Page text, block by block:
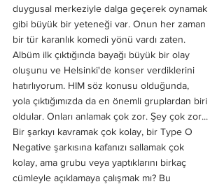
duygusal merkeziyle dalga geçerek oynamak
gibi büyük bir yeteneği var. Onun her zaman
bir tür karanlık komedi yönü vardı zaten.
Albüm ilk çıktığında bayağı büyük bir olay
oluşunu ve Helsinki'de konser verdiklerini
hatırlıyorum. HIM söz konusu olduğunda,
yola çıktığımızda da en önemli gruplardan biri
oldular. Onları anlamak çok zor. Şey çok zor...
Bir şarkıyı kavramak çok kolay, bir Type O
Negative şarkısına kafanızı sallamak çok
kolay, ama grubu veya yaptıklarını birkaç
cümleyle açıklamaya çalışmak mı? Bu